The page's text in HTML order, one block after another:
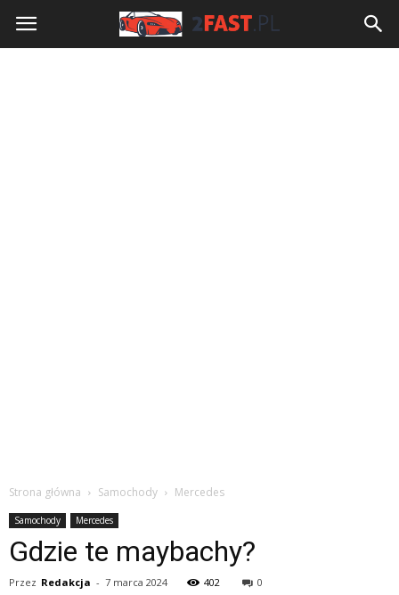
Strona główna Samochody Mercedes
Samochody Mercedes
Gdzie te maybachy?
Przez Redakcja - 7 marca 2024 402 0